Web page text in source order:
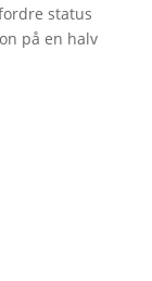
status
på en halv